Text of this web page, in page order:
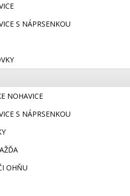
S NÁPRSENKOU
NOHAVICE
S NÁPRSENKOU
OHŇU